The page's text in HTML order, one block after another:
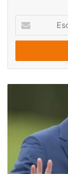
correo
Harry
miembros
reales